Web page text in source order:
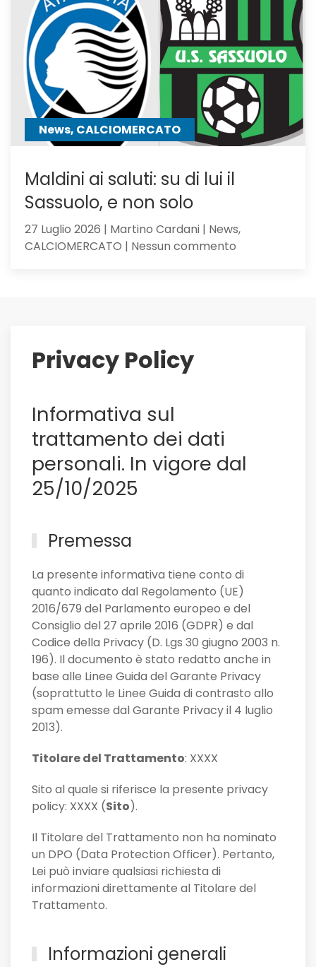
seguiti
anche
Hojbjerg
News, CALCIOMERCATO
Maldini ai saluti: su di lui il
Sassuolo, e non solo
27 Luglio 2026 | Martino Cardani | News,
CALCIOMERCATO | Nessun commento
Privacy Policy
Informativa sul
trattamento dei dati
personali. In vigore dal
25/10/2025
Premessa
La presente informativa tiene conto di
quanto indicato dal Regolamento (UE)
2016/679 del Parlamento europeo e del
Consiglio del 27 aprile 2016 (GDPR) e dal
Codice della Privacy (D. Lgs 30 giugno 2003 n.
196). Il documento è stato redatto anche in
base alle Linee Guida del Garante Privacy
(soprattutto le Linee Guida di contrasto allo
spam emesse dal Garante Privacy il 4 luglio
2013).
Titolare del Trattamento: XXXX
Sito al quale si riferisce la presente privacy
policy: XXXX (Sito).
Il Titolare del Trattamento non ha nominato
un DPO (Data Protection Officer). Pertanto,
Lei può inviare qualsiasi richiesta di
informazioni direttamente al Titolare del
Trattamento.
Informazioni generali